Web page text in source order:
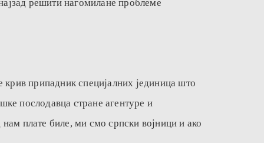
решити нагомилане проблеме
крив припадник специјалних јединица што
послодавца стране агентуре и
плате биле, ми смо српски војници и ако